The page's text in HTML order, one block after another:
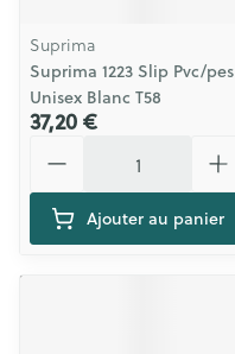
Suprima
Suprima 1223 Slip Pvc/pes
Unisex Blanc T58
37,20 €
Ajouter au panier